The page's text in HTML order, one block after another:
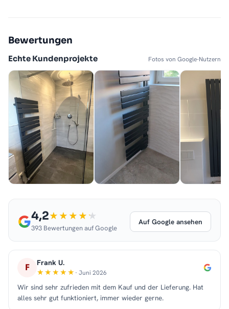
Bewertungen
Echte Kundenprojekte Fotos von Google-Nutzern
4,2
393 Bewertungen auf Google
Auf Google ansehen
F Frank U.
· Juni 2026
Wir sind sehr zufrieden mit dem Kauf und der Lieferung. Hat
alles sehr gut funktioniert, immer wieder gerne.